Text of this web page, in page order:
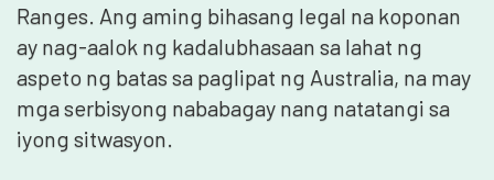
Ranges. Ang aming bihasang legal na koponan
ay nag-aalok ng kadalubhasaan sa lahat ng
aspeto ng batas sa paglipat ng Australia, na may
mga serbisyong nababagay nang natatangi sa
iyong sitwasyon.